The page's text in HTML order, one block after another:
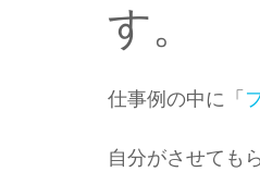
す。
仕事例の中に「
自分がさせても